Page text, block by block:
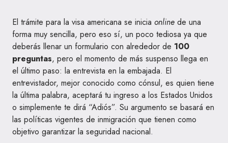
El trámite para la visa americana se inicia online de una
forma muy sencilla, pero eso sí, un poco tediosa ya que
deberás llenar un formulario con alrededor de 100
preguntas, pero el momento de más suspenso llega en
el último paso: la entrevista en la embajada. El
entrevistador, mejor conocido como cónsul, es quien tiene
la última palabra, aceptará tu ingreso a los Estados Unidos
o simplemente te dirá “Adiós”. Su argumento se basará en
las políticas vigentes de inmigración que tienen como
objetivo garantizar la seguridad nacional.